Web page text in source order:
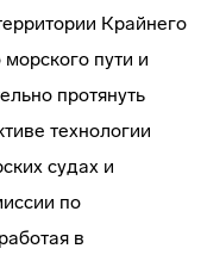
Крайнего
пути и
протянуть
технологии
судах и
по
в